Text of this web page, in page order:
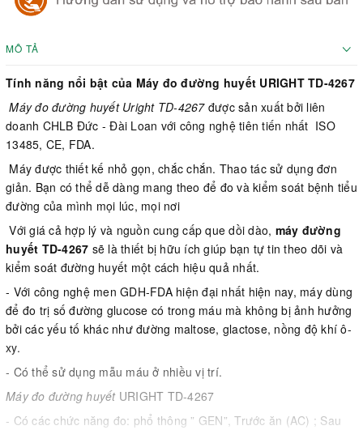
MÔ TẢ
Tính năng nổi bật của Máy đo đường huyết URIGHT TD-4267
Máy đo đường huyết Uright TD-4267được sản xuất bởi liên
doanh CHLB Đức - Đài Loan với công nghệ tiên tiến nhất ISO
13485, CE, FDA.
Máy được thiết kế nhỏ gọn, chắc chắn. Thao tác sử dụng đơn
giản. Bạn có thể dễ dàng mang theo để đo và kiểm soát bệnh tiểu
đường của mình mọi lúc, mọi nơi
Với giá cả hợp lý và nguồn cung cấp que dồi dào, máy đường
huyết TD-4267 sẽ là thiết bị hữu ích giúp bạn tự tin theo dõi và
kiểm soát đường huyết một cách hiệu quả nhất.
- Với công nghệ men GDH-FDA hiện đại nhất hiện nay, máy dùng
để đo trị số đường glucose có trong máu mà không bị ảnh hưởng
bởi các yếu tố khác như đường maltose, glactose, nồng độ khí ô-
xy.
- Có thể sử dụng mẫu máu ở nhiều vị trí.
Máy đo đường huyếtURIGHT TD-4267
- Có các chức năng đo: phổ thông ” GEN”, Trước ăn (AC) ; Sau